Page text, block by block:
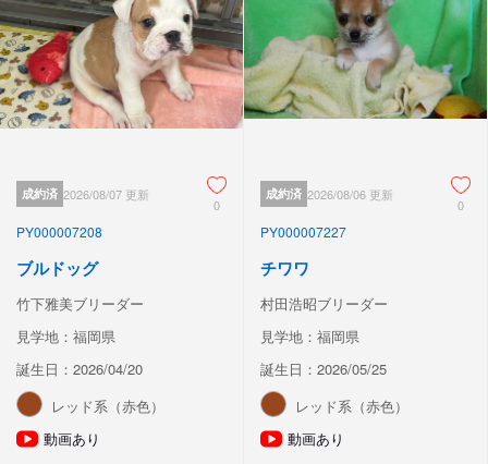
成約済 2026/08/07 更新
0
PY000007208
ブルドッグ
竹下雅美ブリーダー
見学地：福岡県
誕生日：2026/04/20
レッド系（赤色）
動画あり
成約済 2026/08/06 更新
0
PY000007227
チワワ
村田浩昭ブリーダー
見学地：福岡県
誕生日：2026/05/25
レッド系（赤色）
動画あり